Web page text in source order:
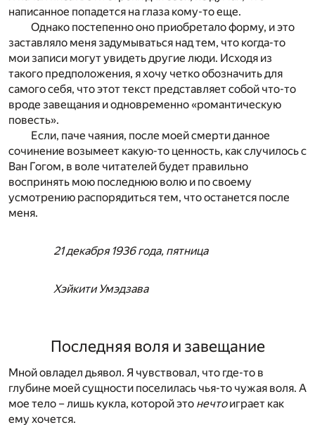
написанное попадется на глаза кому-то еще.
Однако постепенно оно приобретало форму, и это
заставляло меня задумываться над тем, что когда-то
мои записи могут увидеть другие люди. Исходя из
такого предположения, я хочу четко обозначить для
самого себя, что этот текст представляет собой что-то
вроде завещания и одновременно «романтическую
повесть».
Если, паче чаяния, после моей смерти данное
сочинение возымеет какую-то ценность, как случилось с
Ван Гогом, в воле читателей будет правильно
воспринять мою последнюю волю и по своему
усмотрению распорядиться тем, что останется после
меня.
21 декабря 1936 года, пятница
Хэйкити Умэдзава
Последняя воля и завещание
Мной овладел дьявол. Я чувствовал, что где-то в
глубине моей сущности поселилась чья-то чужая воля. А
мое тело – лишь кукла, которой это нечтоиграет как
ему хочется.